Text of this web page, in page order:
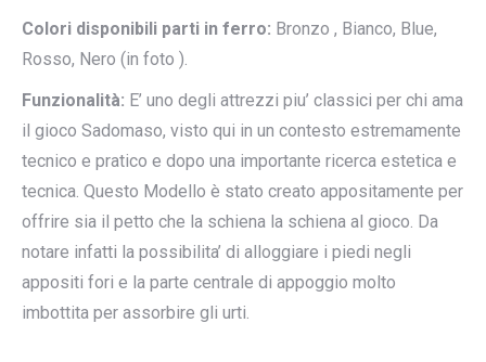
Colori disponibili parti in ferro: Bronzo , Bianco, Blue,
Rosso, Nero (in foto ).
Funzionalità: E’ uno degli attrezzi piu’ classici per chi ama
il gioco Sadomaso, visto qui in un contesto estremamente
tecnico e pratico e dopo una importante ricerca estetica e
tecnica. Questo Modello è stato creato appositamente per
offrire sia il petto che la schiena la schiena al gioco. Da
notare infatti la possibilita’ di alloggiare i piedi negli
appositi fori e la parte centrale di appoggio molto
imbottita per assorbire gli urti.